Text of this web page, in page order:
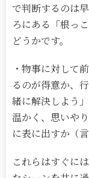
で判断するのは
ろにある「根っ
どうかです。
・物事に対して
るのが得意か、
緒に解決しよう
温かく、思いや
に表に出すか（
これらはすぐに